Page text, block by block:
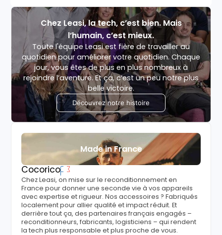
Chez Leasi, la tech, c’est bien. Mais
l’humain, c’est mieux.
Toute l'équipe Leasi est fière de travailler au
quotidien pour améliorer votre quotidien. Chaque
jour, vous êtes de plus en plus nombreux à
rejoindre l’aventure. Et ça, c’est un peu notre plus
belle victoire.
Découvrez notre histoire
Made in France
Cocorico
Chez Leasi, on mise sur le reconditionnement en
France pour donner une seconde vie à vos appareils
avec expertise et rigueur. Nos accessoires ? Fabriqués
localement pour allier qualité et impact réduit. Et
derrière tout ça, des partenaires français engagés –
reconditionneurs, fabricants, logisticiens – qui rendent
la tech plus responsable et plus proche de vous.